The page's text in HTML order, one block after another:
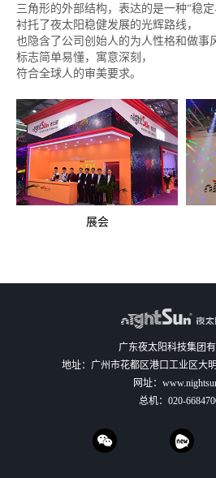
三角形的外部结构，表达的是一种“稳定
衬托了夜太阳稳健发展的光辉路线，
也隐含了公司创始人的为人性格和做事
标志简单易懂，寓意深刻，
符合全球人的审美要求。
展会
广东夜太阳科技集团
地址：广州市花都区港口工业区大
网址：
总机： 020-